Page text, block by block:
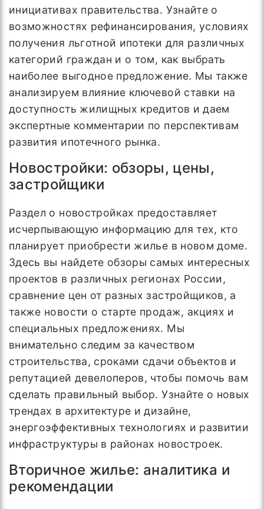
инициативах правительства. Узнайте о
возможностях рефинансирования, условиях
получения льготной ипотеки для различных
категорий граждан и о том, как выбрать
наиболее выгодное предложение. Мы также
анализируем влияние ключевой ставки на
доступность жилищных кредитов и даем
экспертные комментарии по перспективам
развития ипотечного рынка.
Новостройки: обзоры, цены,
застройщики
Раздел о новостройках предоставляет
исчерпывающую информацию для тех, кто
планирует приобрести жилье в новом доме.
Здесь вы найдете обзоры самых интересных
проектов в различных регионах России,
сравнение цен от разных застройщиков, а
также новости о старте продаж, акциях и
специальных предложениях. Мы
внимательно следим за качеством
строительства, сроками сдачи объектов и
репутацией девелоперов, чтобы помочь вам
сделать правильный выбор. Узнайте о новых
трендах в архитектуре и дизайне,
энергоэффективных технологиях и развитии
инфраструктуры в районах новостроек.
Вторичное жилье: аналитика и
рекомендации